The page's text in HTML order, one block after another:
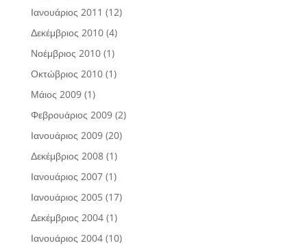
Ιανουάριος 2011 (12)
Δεκέμβριος 2010(4)
Νοέμβριος 2010(1)
Οκτώβριος 2010(1)
Μάιος 2009(1)
Φεβρουάριος 2009(2)
Ιανουάριος 2009(20)
Δεκέμβριος 2008(1)
Ιανουάριος 2007(1)
Ιανουάριος 2005(17)
Δεκέμβριος 2004(1)
Ιανουάριος 2004(10)